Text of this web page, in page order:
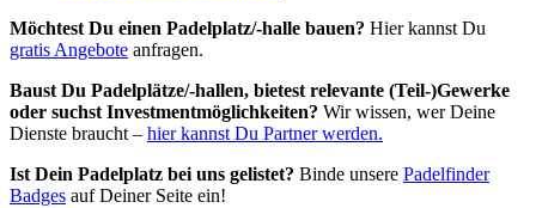
Möchtest Du einen Padelplatz/-halle bauen? Hier kannst Du
gratis Angebote anfragen.
Baust Du Padel­plätze/-hallen, bietest relevante (Teil-)Gewerke
oder suchst In­vest­ment­möglich­keiten? Wir wissen, wer Deine
Dienste braucht – hier kannst Du Partner werden.
Ist Dein Padelplatz bei uns gelistet? Binde unsere Padelfinder
Badges auf Deiner Seite ein!